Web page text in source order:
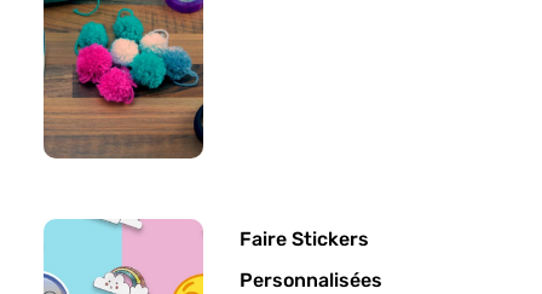
Faire Stickers
Personnalisées